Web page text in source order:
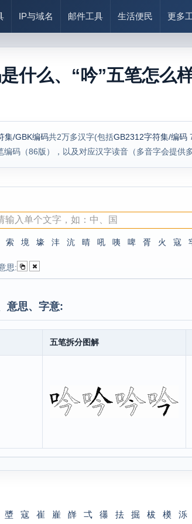
IP与域名 邮件工具 生活便民 更多
什么、“吟”五笔怎么
集/GBK编码共2万多汉字(包括GB2312字符集/编码
码（86版），以及对应汉字读音（多音字会提供
索 境 壕 沣 沆 晴 吼 咦 啤 胥 火 寇
思:
意思、字意:
五笔拆分图解
墏 寇 崔 嵟 嶭 弌 忁 抾 掘 柭 橂 泺